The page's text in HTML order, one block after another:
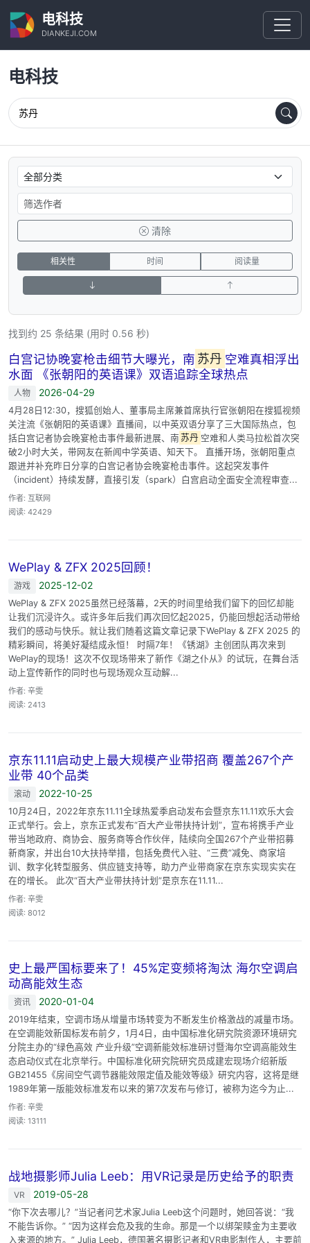
电科技
DIANKEJI.COM
电科技
清除
相关性 时间 阅读量
找到约 25 条结果 (用时 0.56 秒)
白宫记协晚宴枪击细节大曝光，南 苏丹 空难真相浮出
水面 《张朝阳的英语课》双语追踪全球热点
人物 2026-04-29
4月28日12:30，搜狐创始人、董事局主席兼首席执行官张朝阳在搜狐视频
关注流《张朝阳的英语课》直播间，以中英双语分享了三大国际热点，包
括白宫记者协会晚宴枪击事件最新进展、南 苏丹 空难和人类马拉松首次突
破2小时大关，带网友在新闻中学英语、知天下。 直播开场，张朝阳重点
跟进并补充昨日分享的白宫记者协会晚宴枪击事件。这起突发事件
（incident）持续发酵，直接引发（spark）白宫启动全面安全流程审查...
作者: 互联网
阅读: 42429
WePlay & ZFX 2025回顾！
游戏 2025-12-02
WePlay & ZFX 2025虽然已经落幕，2天的时间里给我们留下的回忆却能
让我们沉浸许久。或许多年后我们再次回忆起2025，仍能回想起活动带给
我们的感动与快乐。就让我们随着这篇文章记录下WePlay & ZFX 2025 的
精彩瞬间，将美好凝结成永恒！ 时隔7年！《锈湖》主创团队再次来到
WePlay的现场！这次不仅现场带来了新作《湖之仆从》的试玩，在舞台活
动上宣传新作的同时也与现场观众互动解...
作者: 辛雯
阅读: 2413
京东11.11启动史上最大规模产业带招商 覆盖267个产
业带 40个品类
滚动 2022-10-25
10月24日，2022年京东11.11全球热爱季启动发布会暨京东11.11欢乐大会
正式举行。会上，京东正式发布“百大产业带扶持计划”，宣布将携手产业
带当地政府、商协会、服务商等合作伙伴，陆续向全国267个产业带招募
新商家，并出台10大扶持举措，包括免费代入驻、“三费”减免、商家培
训、数字化转型服务、供应链支持等，助力产业带商家在京东实现实实在
在的增长。 此次“百大产业带扶持计划”是京东在11.11...
作者: 辛雯
阅读: 8012
史上最严国标要来了！45%定变频将淘汰 海尔空调启
动高能效生态
资讯 2020-01-04
2019年结束，空调市场从增量市场转变为不断发生价格激战的减量市场。
在空调能效新国标发布前夕，1月4日，由中国标准化研究院资源环境研究
分院主办的“绿色高效 产业升级”空调新能效标准研讨暨海尔空调高能效生
态启动仪式在北京举行。中国标准化研究院研究员成建宏现场介绍新版
GB21455《房间空气调节器能效限定值及能效等级》研究内容，这将是继
1989年第一版能效标准发布以来的第7次发布与修订，被称为迄今为止...
作者: 辛雯
阅读: 13111
战地摄影师Julia Leeb：用VR记录是历史给予的职责
VR 2019-05-28
“你下次去哪儿？”当记者问艺术家Julia Leeb这个问题时，她回答说：“我
不能告诉你。” “因为这样会危及我的生命。那是一个以绑架赎金为主要收
入来源的地方。” Julia Leeb，德国著名摄影记者和VR电影制作人，主要前